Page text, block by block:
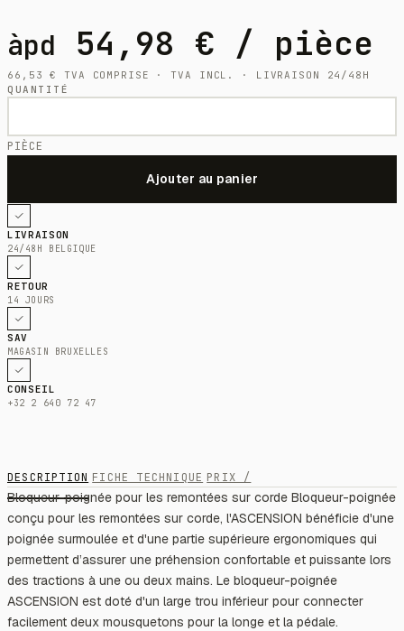
àpd 54,98 € / pièce
66,53€
TVA COMPRISE · TVA INCL. · LIVRAISON 24/48H
QUANTITÉ
PIÈCE
LIVRAISON
24/48H BELGIQUE
RETOUR
14 JOURS
SAV
MAGASIN BRUXELLES
CONSEIL
+32 2 640 72 47
DESCRIPTION FICHE TECHNIQUE PRIX /
Bloqueur-poignée pour les remontées sur corde Bloqueur-poignée
conçu pour les remontées sur corde, l'ASCENSION bénéficie d'une
poignée surmoulée et d'une partie supérieure ergonomiques qui
permettent d’assurer une préhension confortable et puissante lors
des tractions à une ou deux mains. Le bloqueur-poignée
ASCENSION est doté d'un large trou inférieur pour connecter
facilement deux mousquetons pour la longe et la pédale.